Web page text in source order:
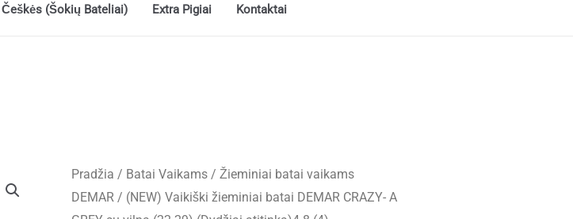
Češkės (šokių Bateliai) Extra Pigiai Kontaktai
Pradžia / Batai Vaikams/ Žieminiai batai vaikams
DEMAR / (NEW) Vaikiški žieminiai batai DEMAR CRAZY- A